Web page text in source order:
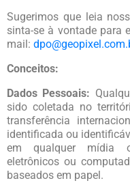
Sugerimos que leia
sinta-se à vontade para
mail:
Conceitos:
Dados Pessoais:
sido coletada no
transferência
identificada ou
em qualquer mídia
eletrônicos ou
baseados em papel.